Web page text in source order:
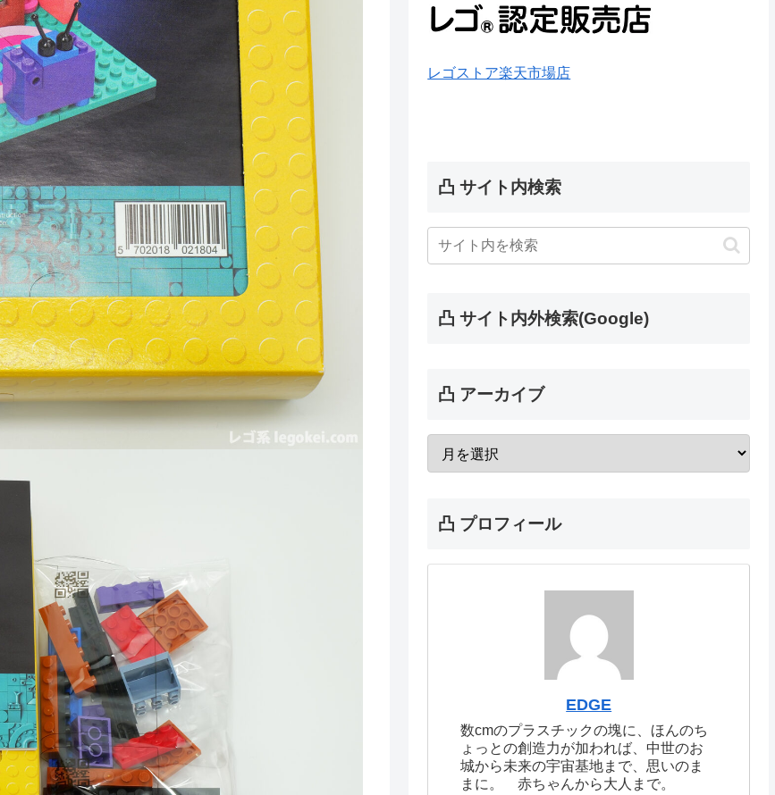
レゴストア楽天市場店
凸 サイト内検索
凸 サイト内外検索(Google)
凸 アーカイブ
凸 プロフィール
EDGE
数cmのプラスチックの塊に、ほんのち
ょっとの創造力が加われば、中世のお
城から未来の宇宙基地まで、思いのま
まに。 赤ちゃんから大人まで。